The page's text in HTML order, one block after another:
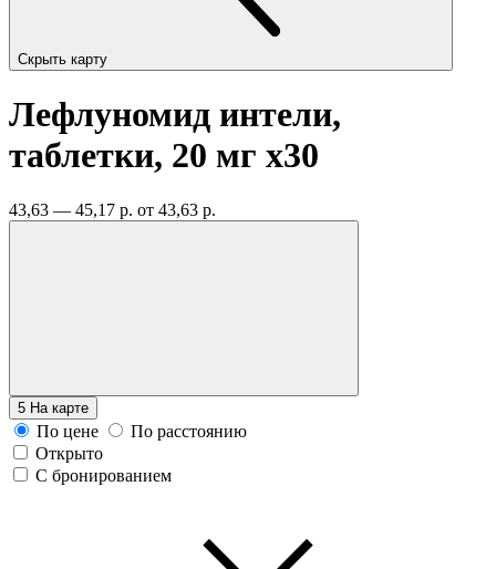
Скрыть карту
Лефлуномид интели,
таблетки, 20 мг x30
43,63 — 45,17 р. от 43,63 р.
5 На карте
По цене
По расстоянию
Открыто
С бронированием